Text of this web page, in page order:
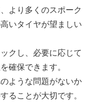
より多くのスポーク
いタイヤが望ましい
クし、必要に応じて
確保できます。
ような問題がないか
ることが大切です。